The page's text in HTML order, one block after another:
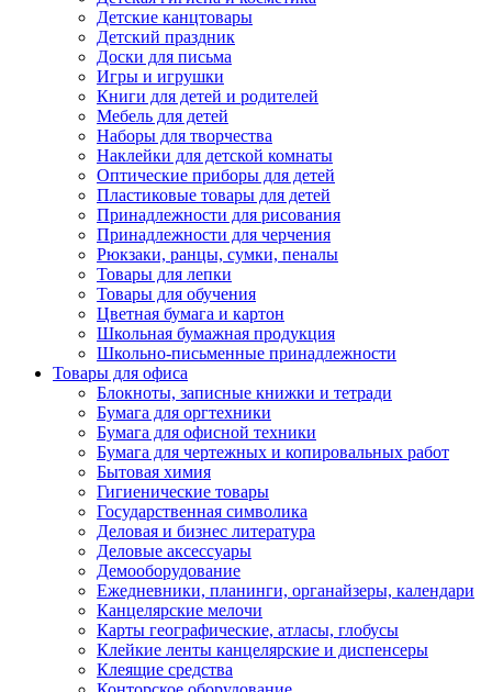
Детские канцтовары
Детский праздник
Доски для письма
Игры и игрушки
Книги для детей и родителей
Мебель для детей
Наборы для творчества
Наклейки для детской комнаты
Оптические приборы для детей
Пластиковые товары для детей
Принадлежности для рисования
Принадлежности для черчения
Рюкзаки, ранцы, сумки, пеналы
Товары для лепки
Товары для обучения
Цветная бумага и картон
Школьная бумажная продукция
Школьно-письменные принадлежности
Товары для офиса
Блокноты, записные книжки и тетради
Бумага для оргтехники
Бумага для офисной техники
Бумага для чертежных и копировальных работ
Бытовая химия
Гигиенические товары
Государственная символика
Деловая и бизнес литература
Деловые аксессуары
Демооборудование
Ежедневники, планинги, органайзеры, календари
Канцелярские мелочи
Карты географические, атласы, глобусы
Клейкие ленты канцелярские и диспенсеры
Клеящие средства